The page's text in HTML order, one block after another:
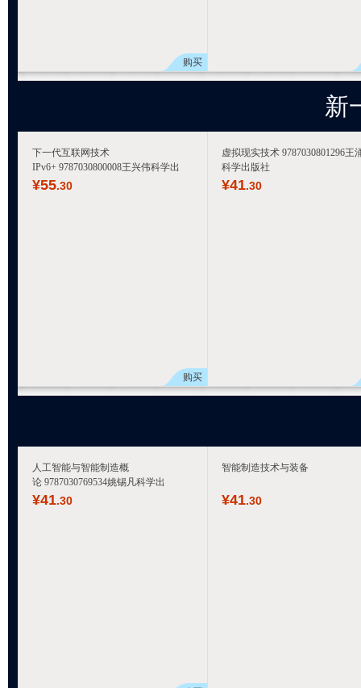
购买
新
下一代互联网技术
IPv6+ 9787030800008王兴伟科学出
¥55.30
购买
虚拟现实技术 9787030801296王
科学出版社
¥41.30
人工智能与智能制造概
论 9787030769534姚锡凡科学出
¥41.30
智能制造技术与装备
¥41.30